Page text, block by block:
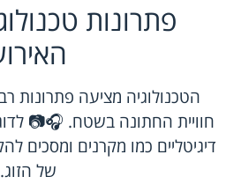
פתרונות
הטכנולוגיה מציעה פתרונות
חוויית החתונה בשטח. 🎧📷
דיגיטליים כמו מקרנים ומסכים
של הזוג.